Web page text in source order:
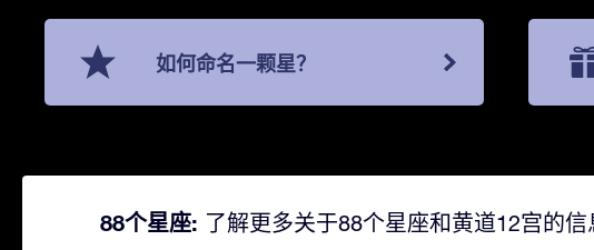
如何命名一颗星？
88个星座: 了解更多关于88个星座和黄道12宫的信